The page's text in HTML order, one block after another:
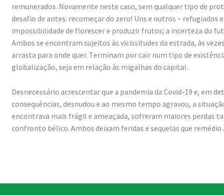
remunerados. Novamente neste caso, sem qualquer tipo de
desafio de antes: recomeçar do zero! Uns e outros –
impossibilidade de florescer e produzir frutos; a incerteza do
Ambos se encontram sujeitos às vicissitudes da estrada, às
arrasta para onde quer. Terminam por cair num tipo de
globalização, seja em relação às migalhas do capital.
Desnecessário acrescentar que a pandemia da Covid-19 e, em
consequências, desnudou e ao mesmo tempo agravou, a
encontrava mais frágil e ameaçada, sofreram maiores perdas
confronto bélico. Ambos deixam feridas e sequelas que